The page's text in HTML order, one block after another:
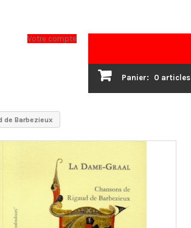
Panier: 0 articles
Votre compte
de Barbezieux